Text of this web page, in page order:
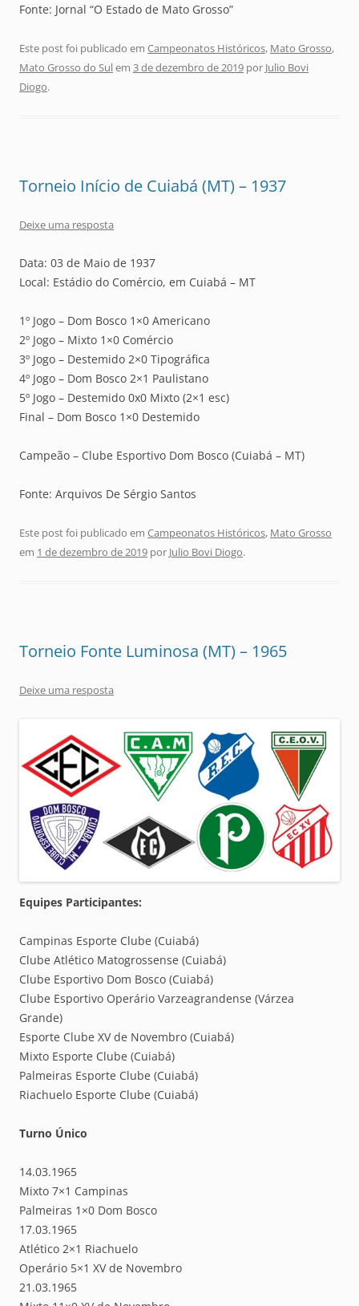
Fonte: Jornal “O Estado de Mato Grosso”
Este post foi publicado em Campeonatos Históricos, Mato Grosso,
Mato Grosso do Sulem 3 de dezembro de 2019 por Julio Bovi
Diogo.
Torneio Início de Cuiabá (MT) – 1937
Deixe uma resposta
Data: 03 de Maio de 1937
Local: Estádio do Comércio, em Cuiabá – MT
1º Jogo – Dom Bosco 1×0 Americano
2º Jogo – Mixto 1×0 Comércio
3º Jogo – Destemido 2×0 Tipográfica
4º Jogo – Dom Bosco 2×1 Paulistano
5º Jogo – Destemido 0x0 Mixto (2×1 esc)
Final – Dom Bosco 1×0 Destemido
Campeão – Clube Esportivo Dom Bosco (Cuiabá – MT)
Fonte: Arquivos De Sérgio Santos
Este post foi publicado em Campeonatos Históricos, Mato Grosso
em 1 de dezembro de 2019 por Julio Bovi Diogo.
Torneio Fonte Luminosa (MT) – 1965
Deixe uma resposta
Equipes Participantes:
Campinas Esporte Clube (Cuiabá)
Clube Atlético Matogrossense (Cuiabá)
Clube Esportivo Dom Bosco (Cuiabá)
Clube Esportivo Operário Varzeagrandense (Várzea
Grande)
Esporte Clube XV de Novembro (Cuiabá)
Mixto Esporte Clube (Cuiabá)
Palmeiras Esporte Clube (Cuiabá)
Riachuelo Esporte Clube (Cuiabá)
Turno Único
14.03.1965
Mixto 7×1 Campinas
Palmeiras 1×0 Dom Bosco
17.03.1965
Atlético 2×1 Riachuelo
Operário 5×1 XV de Novembro
21.03.1965